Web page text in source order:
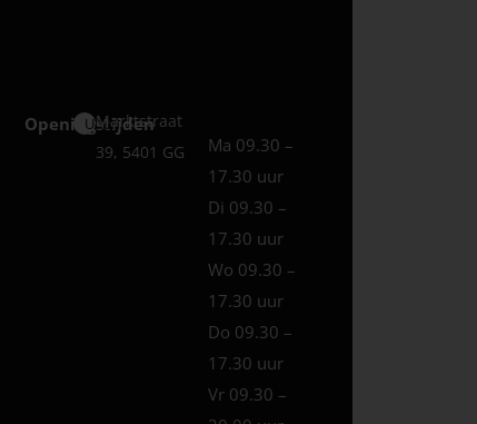
Openingstijden
Uden
Marktstraat
39, 5401 GG
Ma 09.30 –
17.30 uur
Di 09.30 –
17.30 uur
Wo 09.30 –
17.30 uur
Do 09.30 –
17.30 uur
Vr 09.30 –